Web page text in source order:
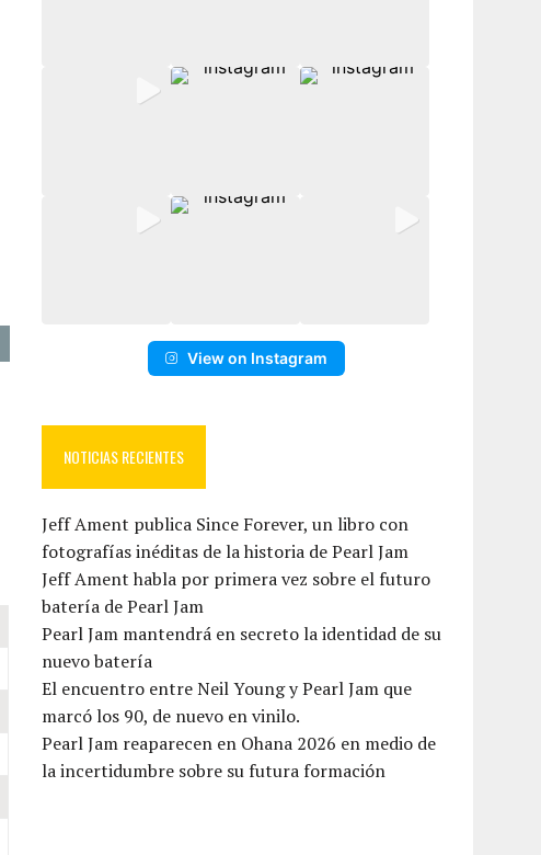
View on Instagram
NOTICIAS RECIENTES
Jeff Ament publica Since Forever, un libro con
fotografías inéditas de la historia de Pearl Jam
Jeff Ament habla por primera vez sobre el futuro
batería de Pearl Jam
Pearl Jam mantendrá en secreto la identidad de su
nuevo batería
El encuentro entre Neil Young y Pearl Jam que
marcó los 90, de nuevo en vinilo.
Pearl Jam reaparecen en Ohana 2026 en medio de
la incertidumbre sobre su futura formación